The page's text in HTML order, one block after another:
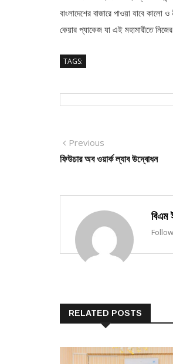
বাংলাদেশের বাজারে পাওয়া যাবে
কেয়ার প্যাকেজ যা এই মহামারীতে
TAGS:
Post
navigation
Previous
post:
ফিউচার অব ওয়ার্ক ল্যাব উদ্বোধন
বিএম
RELATED POSTS